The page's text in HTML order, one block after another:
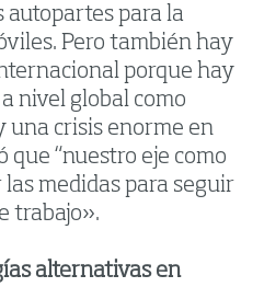
autopartes para la
Pero también hay
porque hay
nivel global como
una crisis enorme en
que “nuestro eje como
medidas para seguir
trabajo».
alternativas en